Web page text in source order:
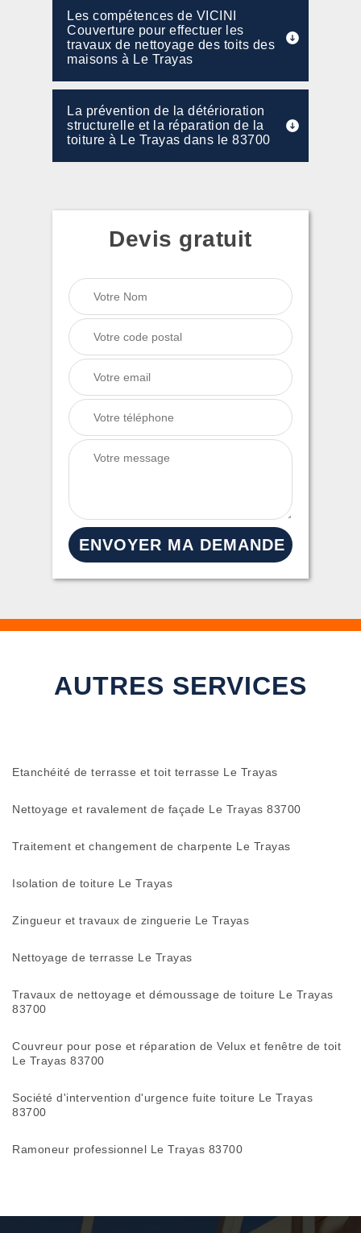
Les compétences de VICINI
Couverture pour effectuer les
travaux de nettoyage des toits des
maisons à Le Trayas
La prévention de la détérioration
structurelle et la réparation de la
toiture à Le Trayas dans le 83700
Devis gratuit
AUTRES SERVICES
Etanchéité de terrasse et toit terrasse Le Trayas
Nettoyage et ravalement de façade Le Trayas 83700
Traitement et changement de charpente Le Trayas
Isolation de toiture Le Trayas
Zingueur et travaux de zinguerie Le Trayas
Nettoyage de terrasse Le Trayas
Travaux de nettoyage et démoussage de toiture Le Trayas
83700
Couvreur pour pose et réparation de Velux et fenêtre de toit
Le Trayas 83700
Société d'intervention d'urgence fuite toiture Le Trayas
83700
Ramoneur professionnel Le Trayas 83700